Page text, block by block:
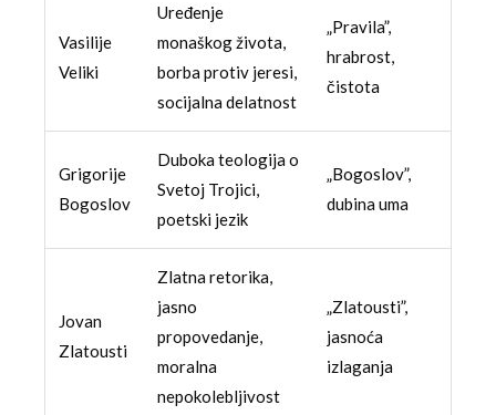
Vasilije
Veliki
Uređenje
monaškog života,
borba protiv jeresi,
socijalna delatnost
„Pravila”,
hrabrost,
čistota
Grigorije
Bogoslov
Duboka teologija o
Svetoj Trojici,
poetski jezik
„Bogoslov”,
dubina uma
Jovan
Zlatousti
Zlatna retorika,
jasno
propovedanje,
moralna
nepokolebljivost
„Zlatousti”,
jasnoća
izlaganja